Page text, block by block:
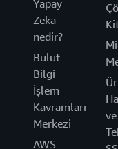
Yapay
Zeka
nedir?
Bulut
Bilgi
İşlem
Kavramları
Merkezi
AWS
ve